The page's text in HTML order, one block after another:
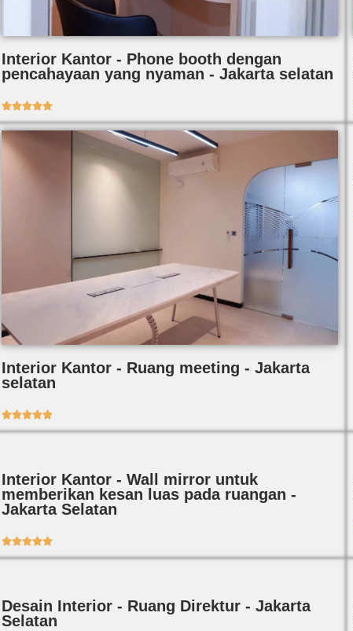
Interior Kantor - Phone booth dengan
pencahayaan yang nyaman - Jakarta selatan

Interior Kantor - Ruang meeting - Jakarta
selatan

Interior Kantor - Wall mirror untuk
memberikan kesan luas pada ruangan -
Jakarta Selatan

Desain Interior - Ruang Direktur - Jakarta
Selatan